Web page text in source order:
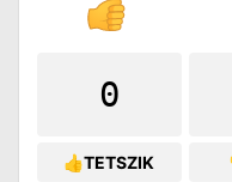
0
👍TETSZIK